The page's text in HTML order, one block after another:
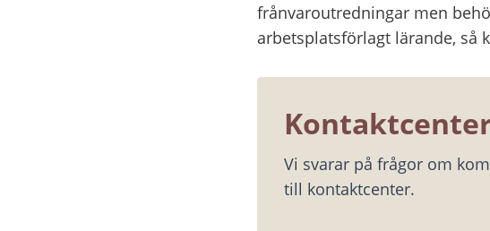
frånvaroutredningar men
arbetsplatsförlagt lärande, så
Vi svarar på frågor om
till kontaktcenter.